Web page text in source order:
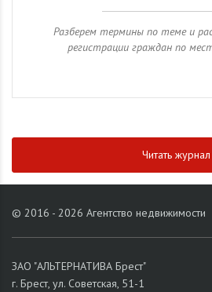
Разберем термины по теме и
регистрации граждан по
Читать журнал
© 2016 - 2026 Агентство недвижимости
ЗАО "АЛЬТЕРНАТИВА Брест"
г. Брест, ул. Советская, 51-1